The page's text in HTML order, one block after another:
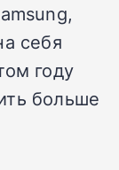
себя
году
больше